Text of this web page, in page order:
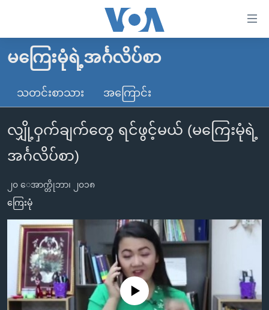
လွယ်ကူ
သည့်
Link
များ
ပင်မ
သို့
ကျော်
ကြည့်
ပင်မ
စာမျက်နှာ
မူလစာမျက်နှာ
ကမ္ဘာ့သတင်းများ
နိုင်ငံတကာ
အမေရိကန်
အစ္စရေး-ပါလက်စတိုင်း
ဗွီဒီယို
သတင်းလွတ်လပ်ခွင့်
အင်္ဂလိပ်စာလေ့လာမယ်
မကြေးမုံရဲ့ အင်္ဂလိပ်စာ
ရုပ်ရှင်ထဲက အင်္ဂလိပ်စာ
သုတပဒေသာ အင်္ဂလိပ်စာ
ရေဒီယို
တီဗွီ
ရေဒီယိုနှင့်ရုပ်သံ အချက်အလက်များ
ရေဒီယို/တီဗွီအစီအစဉ်
Learning English
မကြေးမုံရဲ့အင်္ဂလိပ်စာ
သတင်းစာသား အကြောင်း
လျှို့ဝှက်ချက်တွေ ရင်ဖွင့်မယ် (မကြေးမုံရဲ့
အင်္ဂလိပ်စာ)
၂၀ ေအာက္တိုဘာ၊ ၂၀၁၈
ကြေးမုံ
No media source currently available